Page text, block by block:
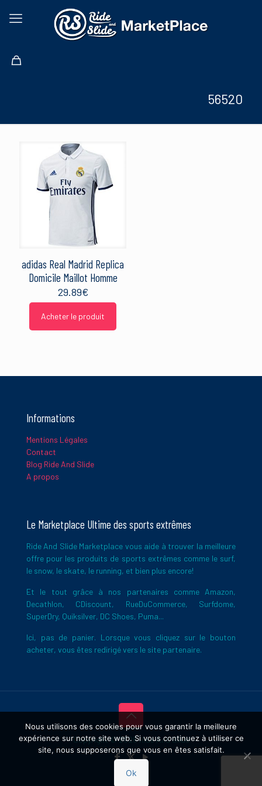
56520
adidas Real Madrid Replica
Domicile Maillot Homme
29.89€
Acheter le produit
Informations
Mentions Légales
Contact
Blog Ride And Slide
A propos
Le Marketplace Ultime des sports extrêmes
Ride And Slide Marketplace vous aide à trouver la meilleure
offre pour les produits de sports extrêmes comme le surf,
le snow, le skate, le running, et bien plus encore!
Et le tout grâce à nos partenaires comme Amazon,
Decathlon, CDiscount, RueDuCommerce, Surfdome,
SuperDry, Quiksilver, DC Shoes, Puma...
Ici, pas de panier. Lorsque vous cliquez sur le bouton
acheter, vous êtes redirigé vers le site partenaire.
Copyright © 2026 Ride And Slide
Nous utilisons des cookies pour vous garantir la meilleure
expérience sur notre site web. Si vous continuez à utiliser ce
site, nous supposerons que vous en êtes satisfait.
Ok